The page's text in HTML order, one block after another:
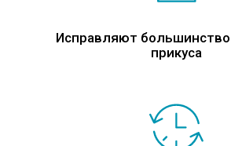
Исправляют
прикуса